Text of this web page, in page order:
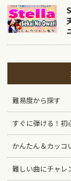
難易度から探す
すぐに弾ける！初
かんたん＆カッコ
難しい曲にチャレ